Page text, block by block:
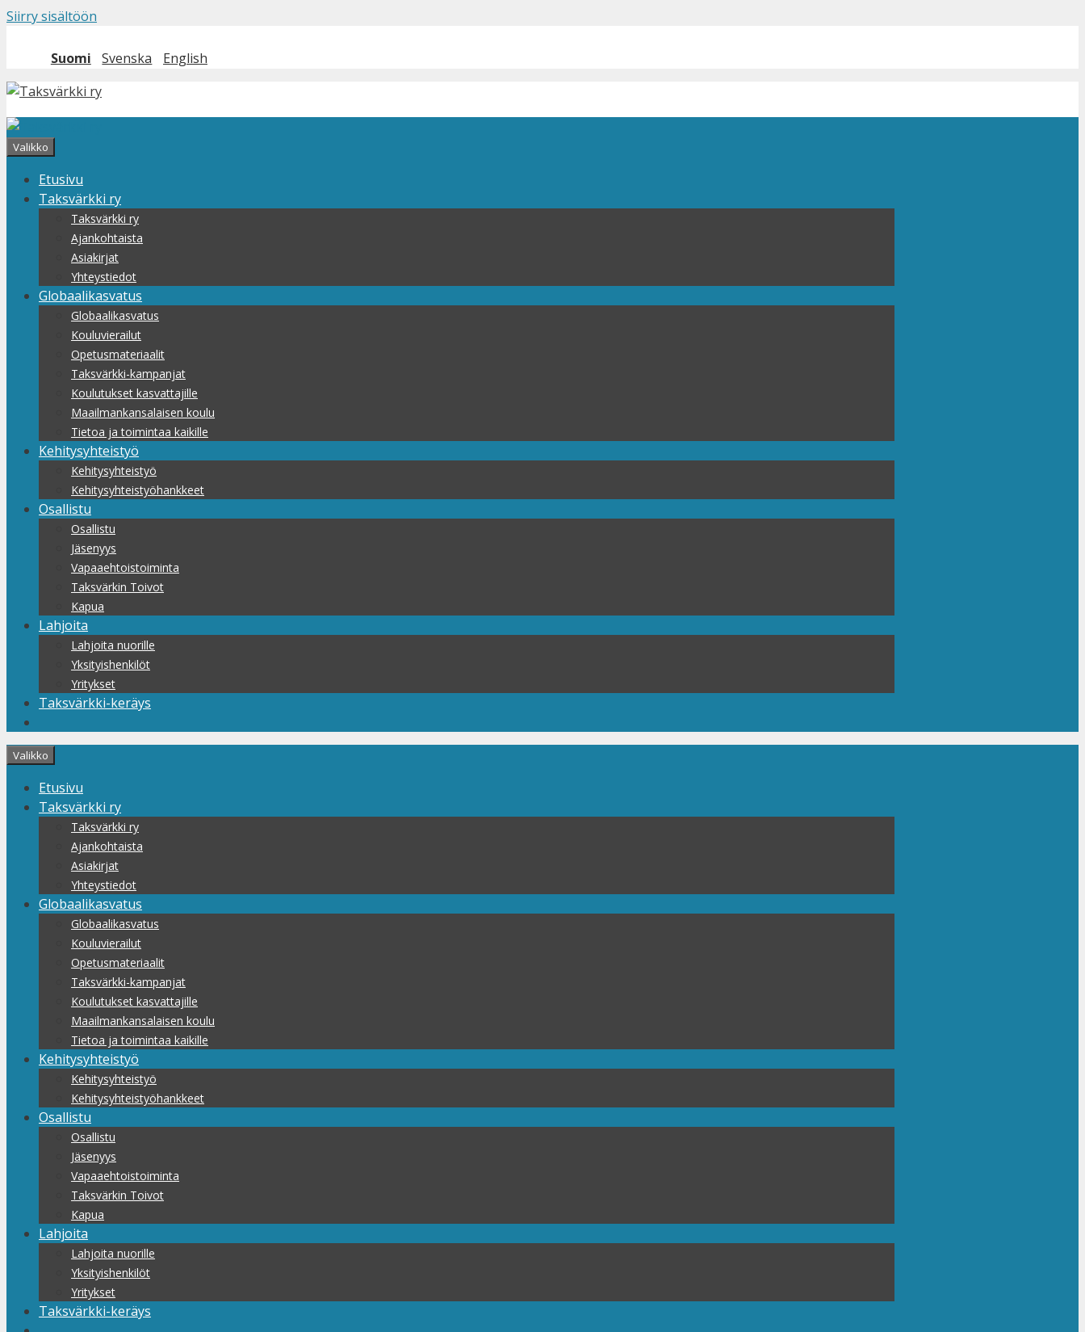
Siirry sisältöön
Suomi Svenska English
Valikko
Etusivu
Taksvärkki ry
Taksvärkki ry
Ajankohtaista
Asiakirjat
Yhteystiedot
Globaalikasvatus
Globaalikasvatus
Kouluvierailut
Opetusmateriaalit
Taksvärkki-kampanjat
Koulutukset kasvattajille
Maailmankansalaisen koulu
Tietoa ja toimintaa kaikille
Kehitysyhteistyö
Kehitysyhteistyö
Kehitysyhteistyöhankkeet
Osallistu
Osallistu
Jäsenyys
Vapaaehtoistoiminta
Taksvärkin Toivot
Kapua
Lahjoita
Lahjoita nuorille
Yksityishenkilöt
Yritykset
Taksvärkki-keräys
Valikko
Etusivu
Taksvärkki ry
Taksvärkki ry
Ajankohtaista
Asiakirjat
Yhteystiedot
Globaalikasvatus
Globaalikasvatus
Kouluvierailut
Opetusmateriaalit
Taksvärkki-kampanjat
Koulutukset kasvattajille
Maailmankansalaisen koulu
Tietoa ja toimintaa kaikille
Kehitysyhteistyö
Kehitysyhteistyö
Kehitysyhteistyöhankkeet
Osallistu
Osallistu
Jäsenyys
Vapaaehtoistoiminta
Taksvärkin Toivot
Kapua
Lahjoita
Lahjoita nuorille
Yksityishenkilöt
Yritykset
Taksvärkki-keräys